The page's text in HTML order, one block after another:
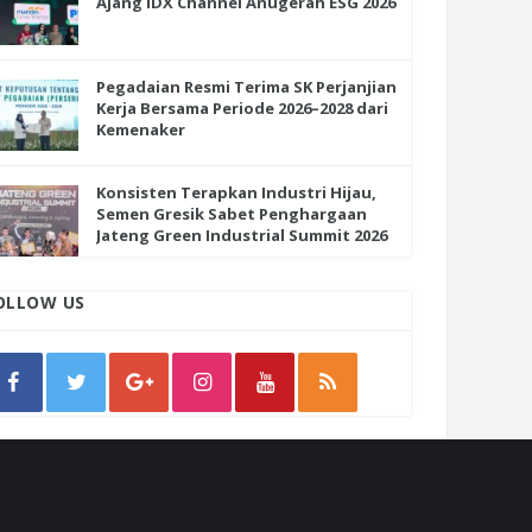
Pegadaian Resmi Terima SK Perjanjian
Kerja Bersama Periode 2026–2028 dari
Kemenaker
Konsisten Terapkan Industri Hijau,
Semen Gresik Sabet Penghargaan
Jateng Green Industrial Summit 2026
US